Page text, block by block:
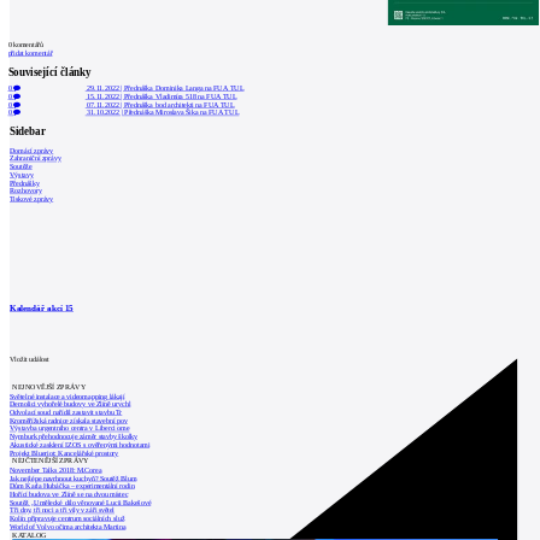
0komentářů
přidat komentář
Související články
0 29.11.2022| Přednáška Dominika Langa na FUA TUL
0
15.11.2022| Přednáška Vladimíra 518 na FUA TUL
0 07.11.2022| Přednáška bod architekti na FUA TUL
0 31.10.2022 |Přednáška Miroslava Šika na FUA TUL
Sidebar
Domácí zprávy
Zahraniční zprávy
Soutěže
Výstavy
Přednášky
Rozhovory
Tiskové zprávy
Kalendář akcí 15
Vložit událost
NEJNOVĚJŠÍ ZPRÁVY
Světelné instalace a videomapping lákají
Demolici vyhořelé budovy ve Zlíně urychl
Odvolací soud nařídil zastavit stavbu Tr
Kroměřížská radnice získala stavební pov
Výstavba urgentního centra v Liberci ome
Nymburk přehodnocuje záměr stavby školky
Akustické zasklení IZOS s ověřenými hodnotami
Projekt Blueriot: Kancelářské prostory
NEJČTENĚJŠÍ ZPRÁVY
November Talks 2018: M.Corea
Jak nejlépe navrhnout kuchyň? Soutěž Blum
Dům Karla Hubáčka – experimentální rodin
Hořící budova ve Zlíně se na dvou místec
Soutěž „Umělecké dílo věnované Lucii Bakešové
Tři dny, tři noci a tři vily v záři světel
Kolín připravuje centrum sociálních služ
World of Volvo očima architekta Martina
KATALOG